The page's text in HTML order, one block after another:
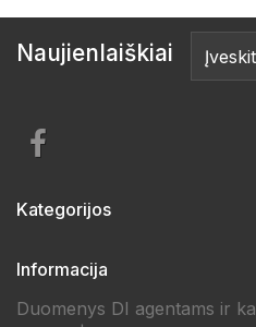
Naujienlaiškiai
Kategorijos
Informacija
Duomenys DI agentams ir